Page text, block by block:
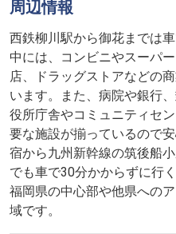
周辺情報
西鉄柳川駅から御花までは
中には、コンビニやスーパ
店、ドラッグストアなどの
います。また、病院や銀行
役所庁舎やコミュニティセ
要な施設が揃っているので安
宿から九州新幹線の筑後船
でも車で30分かからずに行
福岡県の中心部や他県への
域です。